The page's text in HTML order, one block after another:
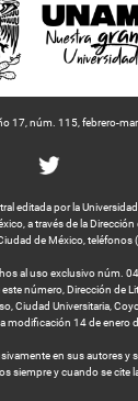
17, núm. 115, febrero-
editada por la
a través de la
de México,
al uso exclusivo
número, Dirección de
Ciudad Universitaria,
modificación 14 de enero
en sus autores y
siempre y cuando se cite